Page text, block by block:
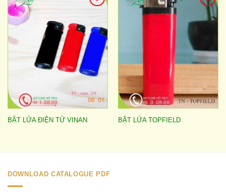
wishlist
BẬT LỬA ĐIỆN TỬ VINAN
Add to
wishlist
BẬT LỬA TOPFIELD
DOWNLOAD CATALOGUE PDF